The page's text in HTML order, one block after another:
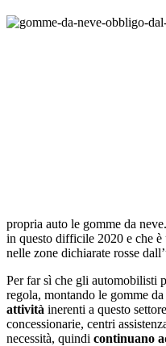
propria auto le gomme da
in questo difficile 2020 e che
nelle zone dichiarate rosse
Per far sì che gli automobilisti
regola, montando le gomme
attività inerenti a questo
concessionarie, centri
necessità, quindi continuano